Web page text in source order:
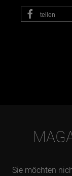
teilen
Sie möchten